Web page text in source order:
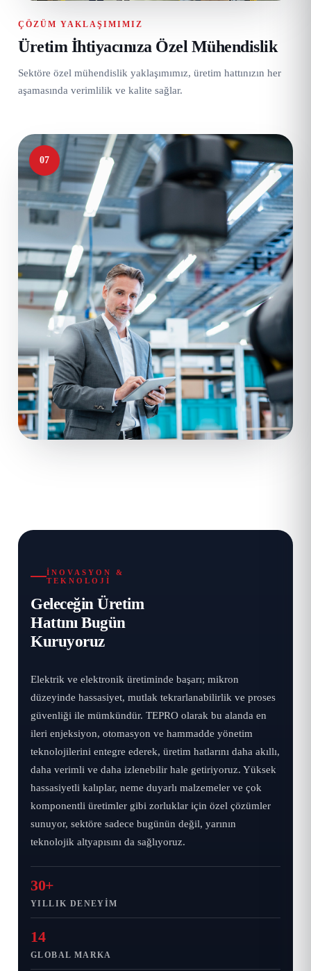
ÇÖZÜM YAKLAŞIMIMIZ
Üretim İhtiyacınıza Özel Mühendislik
Sektöre özel mühendislik yaklaşımımız, üretim hattınızın her
aşamasında verimlilik ve kalite sağlar.
07
İNOVASYON &
TEKNOLOJI
Geleceğin Üretim
Hattını Bugün
Kuruyoruz
Elektrik ve elektronik üretiminde başarı; mikron
düzeyinde hassasiyet, mutlak tekrarlanabilirlik ve proses
güvenliği ile mümkündür. TEPRO olarak bu alanda en
ileri enjeksiyon, otomasyon ve hammadde yönetim
teknolojilerini entegre ederek, üretim hatlarını daha akıllı,
daha verimli ve daha izlenebilir hale getiriyoruz. Yüksek
hassasiyetli kalıplar, neme duyarlı malzemeler ve çok
komponentli üretimler gibi zorluklar için özel çözümler
sunuyor, sektöre sadece bugünün değil, yarının
teknolojik altyapısını da sağlıyoruz.
30+
YILLIK DENEYIM
14
GLOBAL MARKA